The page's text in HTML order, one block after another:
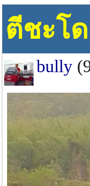
ตีชะโ
bully